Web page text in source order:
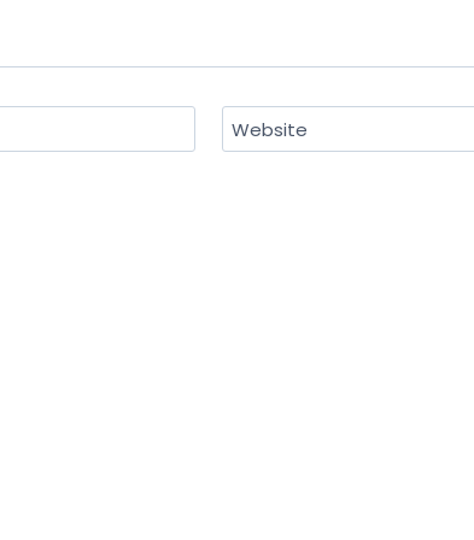
Website